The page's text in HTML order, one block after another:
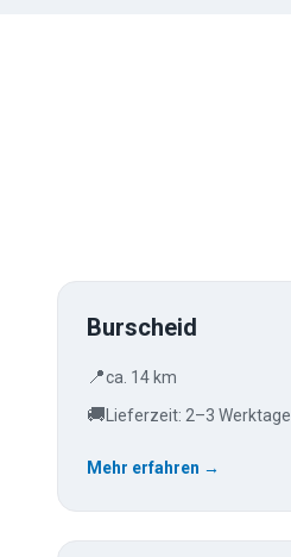
Burscheid
📍ca. 14 km
🚚 Lieferzeit: 2–3 Werktage
Mehr erfahren →